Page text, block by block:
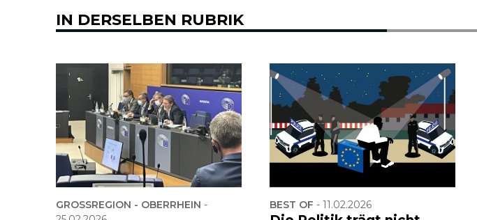
IN DERSELBEN RUBRIK
GROSSREGION - OBERRHEIN
-
BEST OF - 11.02.2026